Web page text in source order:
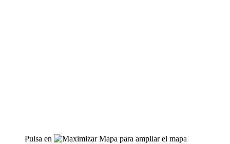
Pulsa en para ampliar el mapa